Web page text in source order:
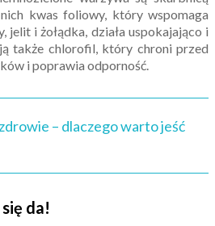
kwas foliowy, który wspomaga
jelit i żołądka, działa uspokajająco i
także chlorofil, który chroni przed
i poprawia odporność.
– dlaczego warto jeść
da!